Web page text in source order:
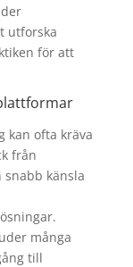
utforska
för att
kan ofta kräva
från
känsla
många
till